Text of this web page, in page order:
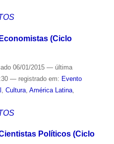
(Ciclo
06/01/2015 — última
— registrado em: Evento
Cultura, América Latina,
Políticos (Ciclo